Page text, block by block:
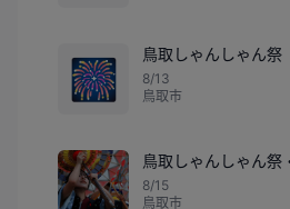
🎆
鳥取しゃんしゃん祭
8/13
鳥取市
鳥取しゃんしゃん祭
8/15
鳥取市